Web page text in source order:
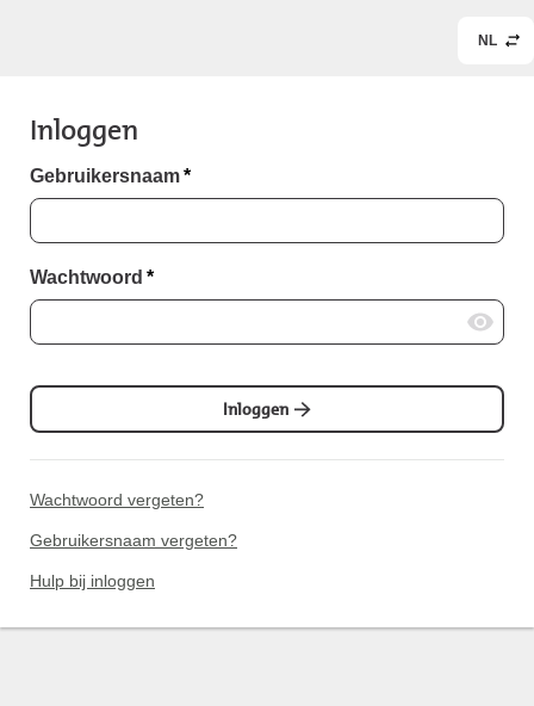
NL
Inloggen
Gebruikersnaam*
Wachtwoord *
Inloggen
Wachtwoord vergeten?
Gebruikersnaam vergeten?
Hulp bij inloggen